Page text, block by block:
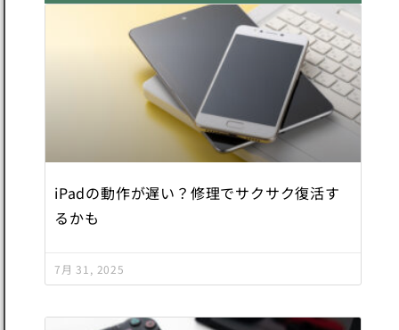
iPadの動作が遅い？修理でサクサク復活す
るかも
7月 31, 2025